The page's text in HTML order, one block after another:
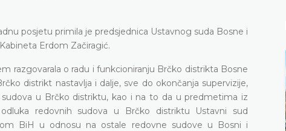
posjetu primila je predsjednica Ustavnog suda Bosne i
Erdom Začiragić.
razgovarala o radu i funkcioniranju Brčko distrikta Bosne
distrikt nastavlja i dalje, sve do okončanja supervizije,
u Brčko distriktu, kao i na to da u predmetima iz
redovnih sudova u Brčko distriktu Ustavni sud
BiH u odnosu na ostale redovne sudove u Bosni i